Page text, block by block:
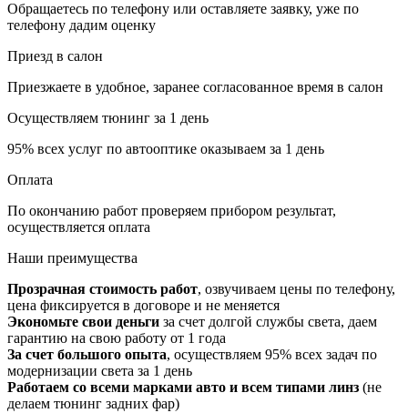
Обращаетесь по телефону или оставляете заявку, уже по
телефону дадим оценку
Приезд в салон
Приезжаете в удобное, заранее согласованное время в салон
Осуществляем тюнинг за 1 день
95% всех услуг по автооптике оказываем за 1 день
Оплата
По окончанию работ проверяем прибором результат,
осуществляется оплата
Наши преимущества
Прозрачная стоимость работ, озвучиваем цены по телефону,
цена фиксируется в договоре и не меняется
Экономьте свои деньги за счет долгой службы света, даем
гарантию на свою работу от 1 года
За счет большого опыта, осуществляем 95% всех задач по
модернизации света за 1 день
Работаем со всеми марками авто и всем типами линз (не
делаем тюнинг задних фар)